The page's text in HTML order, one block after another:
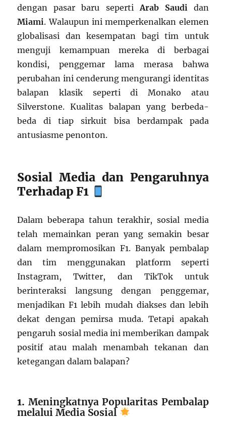
dengan pasar baru sepertiArab Saudidan
Miami. Walaupun ini memperkenalkan elemen
globalisasi dan kesempatan bagi tim untuk
menguji kemampuan mereka di berbagai
kondisi, penggemar lama merasa bahwa
perubahan ini cenderung mengurangi identitas
balapan klasik seperti di Monako atau
Silverstone. Kualitas balapan yang berbeda-
beda di tiap sirkuit bisa berdampak pada
antusiasme penonton.
Sosial Media dan Pengaruhnya
Terhadap F1
Dalam beberapa tahun terakhir, sosial media
telah memainkan peran yang semakin besar
dalam mempromosikan F1. Banyak pembalap
dan tim menggunakan platform seperti
Instagram, Twitter, dan TikTok untuk
berinteraksi langsung dengan penggemar,
menjadikan F1 lebih mudah diakses dan lebih
dekat dengan pemirsa muda. Tetapi apakah
pengaruh sosial media ini memberikan dampak
positif atau malah menambah tekanan dan
ketegangan dalam balapan?
1. Meningkatnya Popularitas Pembalap
melalui Media Sosial